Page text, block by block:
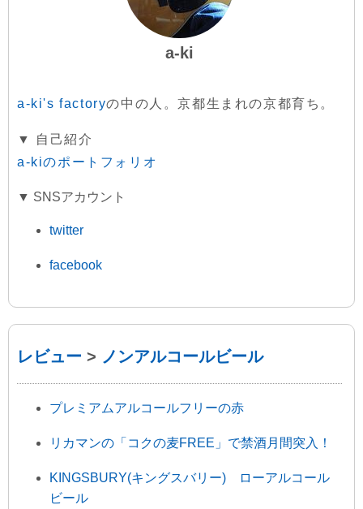
a-ki
a-ki's factoryの中の人。京都生まれの京都育ち。
▼ 自己紹介
a-kiのポートフォリオ
▼ SNSアカウント
twitter
facebook
レビュー > ノンアルコールビール
プレミアムアルコールフリーの赤
リカマンの「コクの麦FREE」で禁酒月間突入！
KINGSBURY(キングスバリー) ローアルコール
ビール